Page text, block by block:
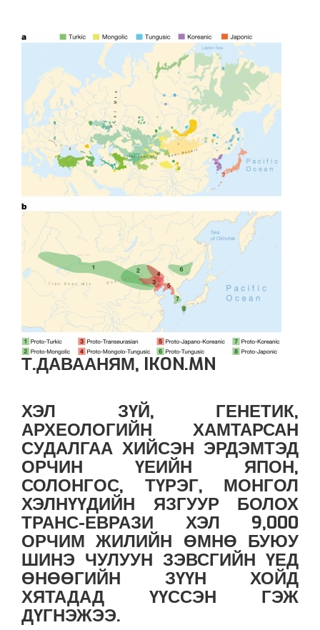
Т.ДАВААНЯМ, IKON.MN
ХЭЛ ЗҮЙ, ГЕНЕТИК,
АРХЕОЛОГИЙН ХАМТАРСАН
СУДАЛГАА ХИЙСЭН ЭРДЭМТЭД
ОРЧИН ҮЕИЙН ЯПОН,
СОЛОНГОС, ТҮРЭГ, МОНГОЛ
ХЭЛНҮҮДИЙН ЯЗГУУР БОЛОХ
ТРАНС-ЕВРАЗИ ХЭЛ 9,000
ОРЧИМ ЖИЛИЙН ӨМНӨ БУЮУ
ШИНЭ ЧУЛУУН ЗЭВСГИЙН ҮЕД
ӨНӨӨГИЙН ЗҮҮН ХОЙД
ХЯТАДАД ҮҮССЭН ГЭЖ
ДҮГНЭЖЭЭ.